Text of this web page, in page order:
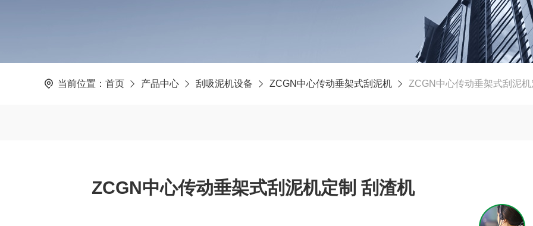
当前位置： 首页 产品中心 刮吸泥机设备 ZCGN中心传动垂架式刮泥机 ZCGN中心传动垂架式刮泥
ZCGN中心传动垂架式刮泥机定制 刮渣机